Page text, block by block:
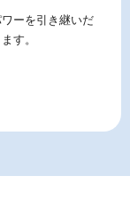
ーを引き継いだ
す。